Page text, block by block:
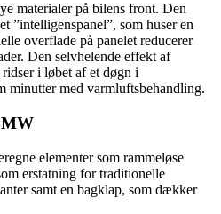
materialer på bilens front. Den
”intelligenspanel”, som huser en
overflade på panelet reducerer
Den selvhelende effekt af
i løbet af et døgn i
minutter med varmluftsbehandling.
elementer som rammeløse
erstatning for traditionelle
samt en bagklap, som dækker